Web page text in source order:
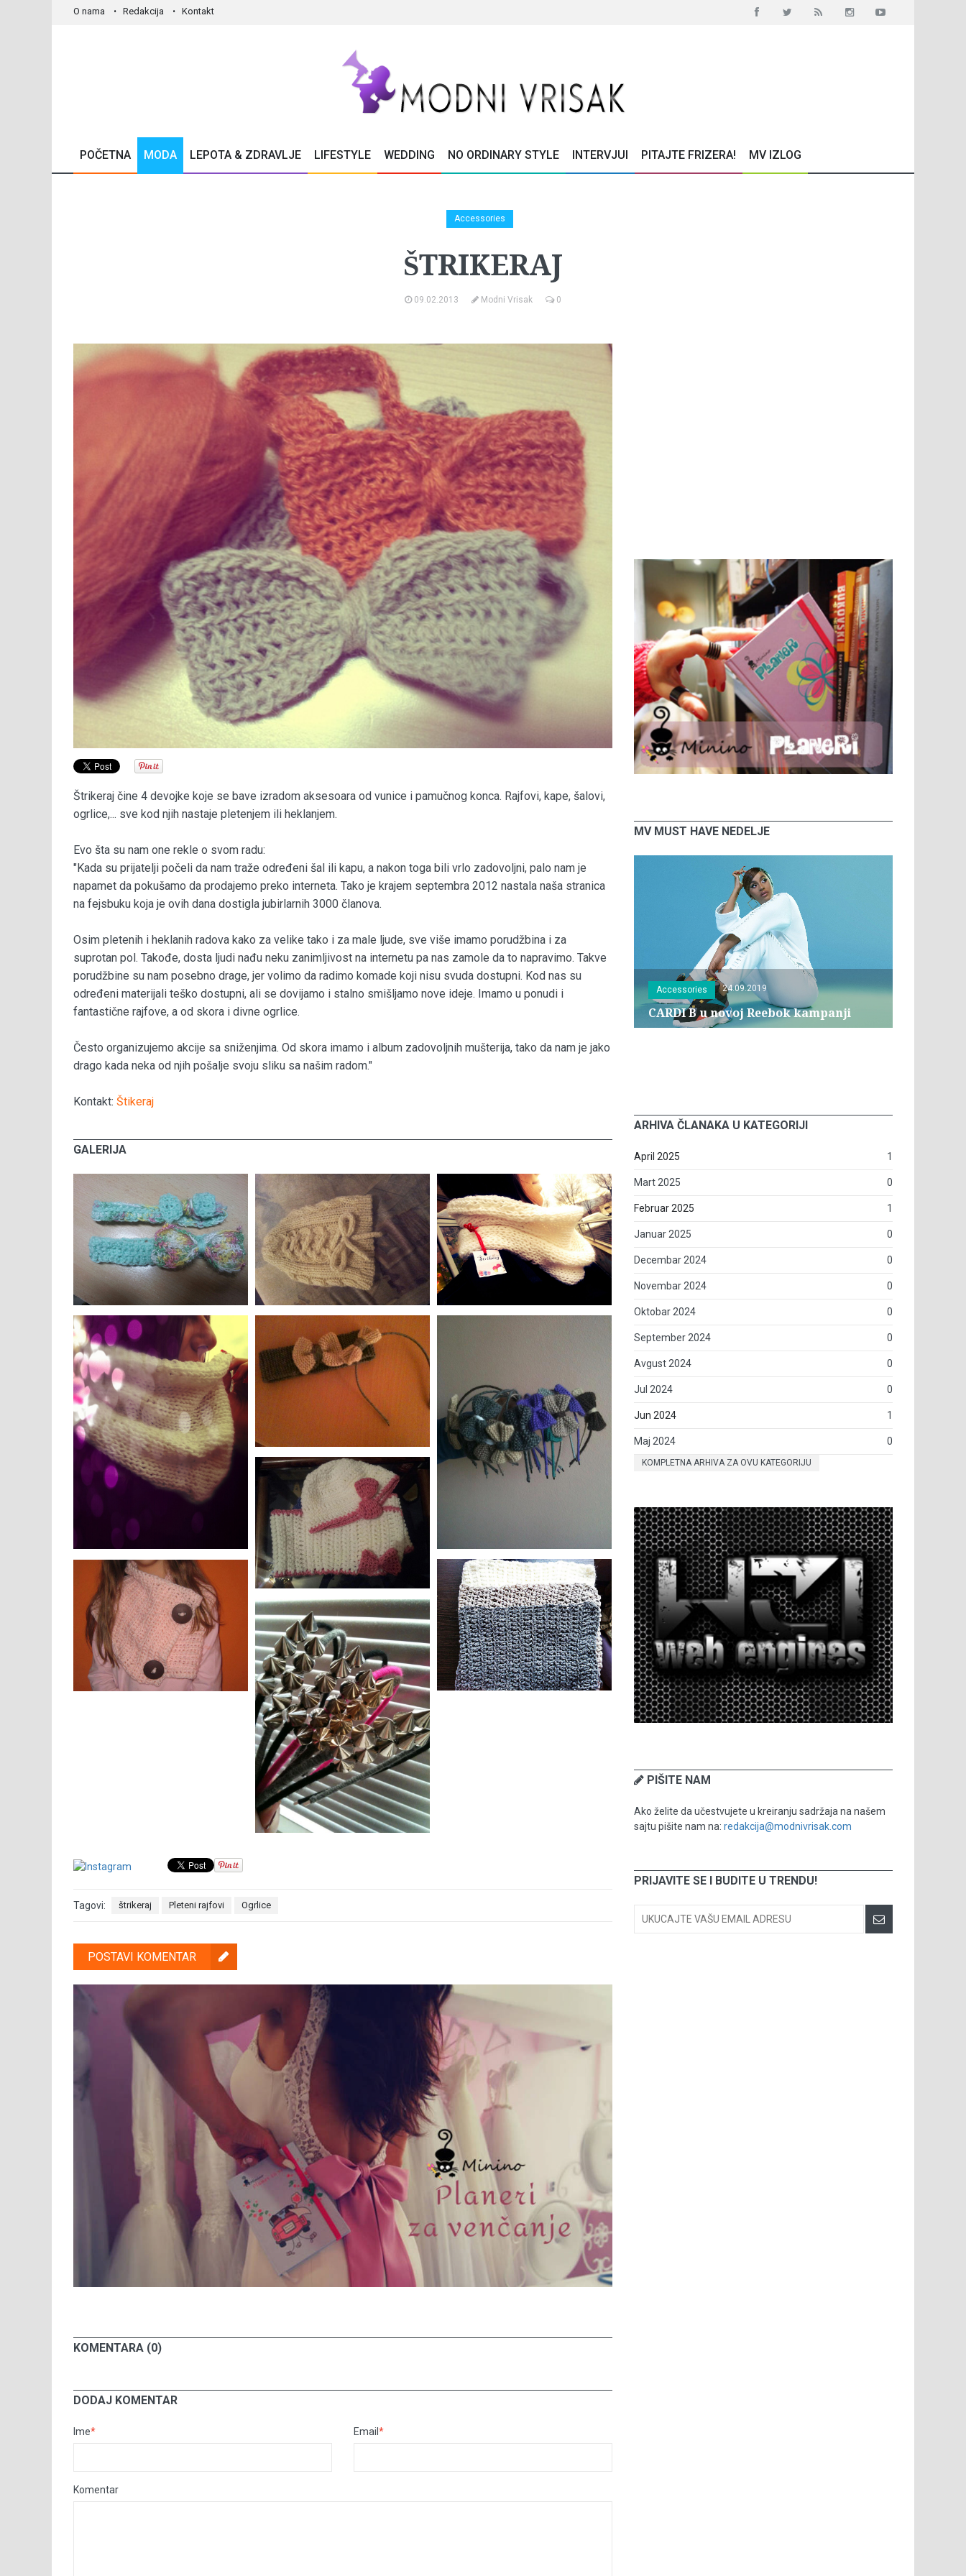
O nama Redakcija Kontakt
POČETNA MODA LEPOTA & ZDRAVLJE LIFESTYLE WEDDING NO ORDINARY STYLE INTERVJUI PITAJTE FRIZERA! MV IZLOG
Accessories
ŠTRIKERAJ
09.02.2013 Modni Vrisak 0
Štrikeraj čine 4 devojke koje se bave izradom aksesoara od vunice i pamučnog konca. Rajfovi, kape, šalovi,
ogrlice,... sve kod njih nastaje pletenjem ili heklanjem.
Evo šta su nam one rekle o svom radu:
"Kada su prijatelji počeli da nam traže određeni šal ili kapu, a nakon toga bili vrlo zadovoljni, palo nam je
napamet da pokušamo da prodajemo preko interneta. Tako je krajem septembra 2012 nastala naša stranica
na fejsbuku koja je ovih dana dostigla jubirlarnih 3000 članova.
Osim pletenih i heklanih radova kako za velike tako i za male ljude, sve više imamo porudžbina i za
suprotan pol. Takođe, dosta ljudi nađu neku zanimljivost na internetu pa nas zamole da to napravimo. Takve
porudžbine su nam posebno drage, jer volimo da radimo komade koji nisu svuda dostupni. Kod nas su
određeni materijali teško dostupni, ali se dovijamo i stalno smišljamo nove ideje. Imamo u ponudi i
fantastične rajfove, a od skora i divne ogrlice.
Često organizujemo akcije sa sniženjima. Od skora imamo i album zadovoljnih mušterija, tako da nam je jako
drago kada neka od njih pošalje svoju sliku sa našim radom."
Kontakt: Štikeraj
GALERIJA
Tagovi: štrikeraj Pleteni rajfovi Ogrlice
POSTAVI KOMENTAR
KOMENTARA (0)
DODAJ KOMENTAR
Ime* Email *
Komentar
MV MUST HAVE NEDELJE
Accessories 24.09.2019
CARDI B u novoj Reebok kampanji
ARHIVA ČLANAKA U KATEGORIJI
April 2025 1
Mart 2025 0
Februar 2025 1
Januar 2025 0
Decembar 2024 0
Novembar 2024 0
Oktobar 2024 0
September 2024 0
Avgust 2024 0
Jul 2024 0
Jun 2024 1
Maj 2024 0
KOMPLETNA ARHIVA ZA OVU KATEGORIJU
PIŠITE NAM
Ako želite da učestvujete u kreiranju sadržaja na našem
sajtu pišite nam na: redakcija@modnivrisak.com
PRIJAVITE SE I BUDITE U TRENDU!